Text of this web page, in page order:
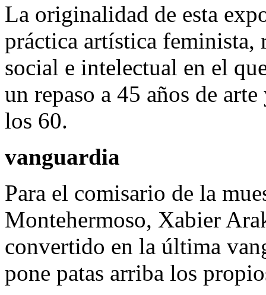
La originalidad de esta
práctica artística feminista,
social e intelectual en el
un repaso a 45 años de
los 60.
vanguardia
Para el comisario de la
Montehermoso, Xabier
convertido en la última
pone patas arriba los